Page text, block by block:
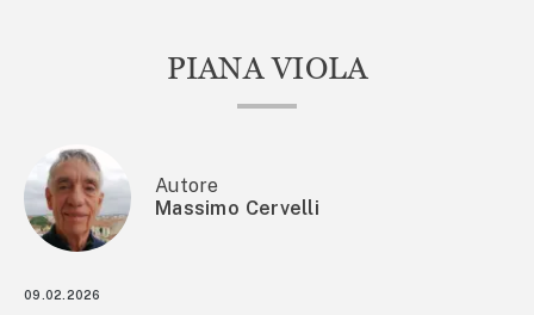
PIANA VIOLA
Autore
Massimo Cervelli
09.02.2026